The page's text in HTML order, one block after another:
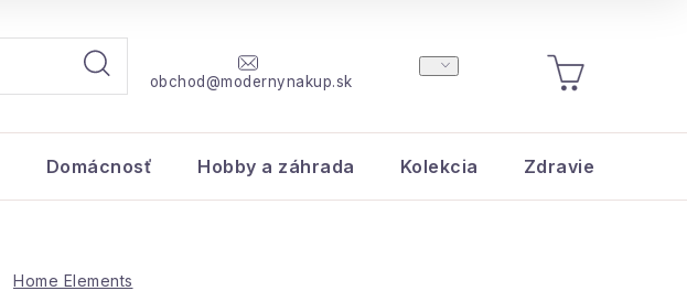
obchod@modernynakup.sk
NÁKUPNÝ
KOŠÍK
Domácnosť Hobby a záhrada Kolekcia Zdravie a krása
Home Elements